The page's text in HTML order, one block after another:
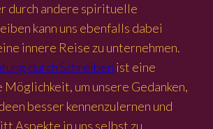
durch andere spirituelle
kann uns ebenfalls dabei
innere Reise zu unternehmen.
durch Schreiben ist eine
um unsere Gedanken,
besser kennenzulernen und
Aspekte in uns selbst zu